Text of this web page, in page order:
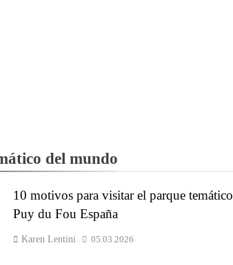
del mundo
10 motivos para visitar el parque temático
Puy du Fou España
Karen Lentini 05.03.2026